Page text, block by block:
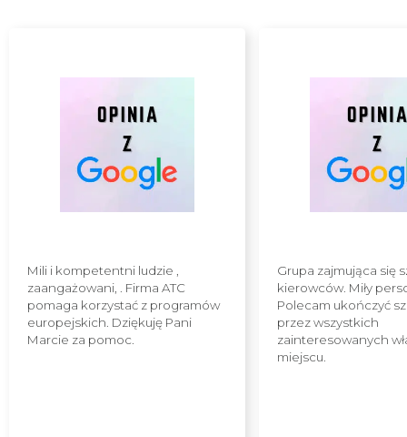
Mili i kompetentni ludzie ,
zaangażowani, . Firma ATC
pomaga korzystać z programów
europejskich. Dziękuję Pani
Marcie za pomoc.
Grupa zajmująca się
kierowców. Miły
Polecam ukończyć
przez wszystkich
zainteresowanych
miejscu.